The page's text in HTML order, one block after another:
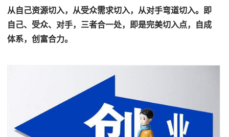
从自己资源切入，从受众需求切入，从对手弯道切入。即
自己、受众、对手，三者合一处，即是完美切入点，自成
体系，创富合力。